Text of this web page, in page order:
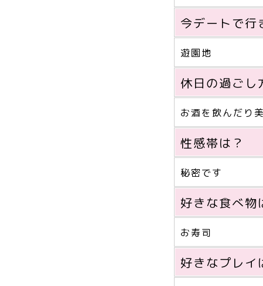
今デートで行
遊園地
休日の過ごし
お酒を飲んだり
性感帯は？
秘密です
好きな食べ物
お寿司
好きなプレイ